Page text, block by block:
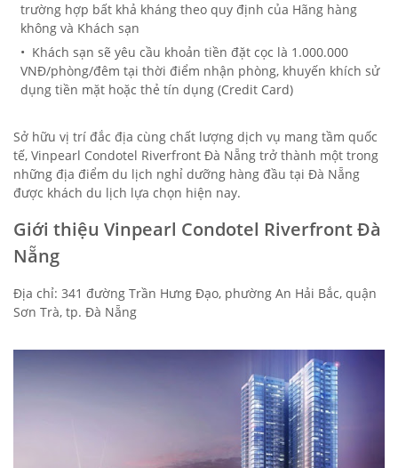
trường hợp bất khả kháng theo quy định của Hãng hàng
không và Khách sạn
• Khách sạn sẽ yêu cầu khoản tiền đặt cọc là 1.000.000
VNĐ/phòng/đêm tại thời điểm nhận phòng, khuyến khích sử
dụng tiền mặt hoặc thẻ tín dụng (Credit Card)
Sở hữu vị trí đắc địa cùng chất lượng dịch vụ mang tầm quốc
tế, Vinpearl Condotel Riverfront Đà Nẵng trở thành một trong
những địa điểm du lịch nghỉ dưỡng hàng đầu tại Đà Nẵng
được khách du lịch lựa chọn hiện nay.
Giới thiệu Vinpearl Condotel Riverfront Đà
Nẵng
Địa chỉ: 341 đường Trần Hưng Đạo, phường An Hải Bắc, quận
Sơn Trà, tp. Đà Nẵng